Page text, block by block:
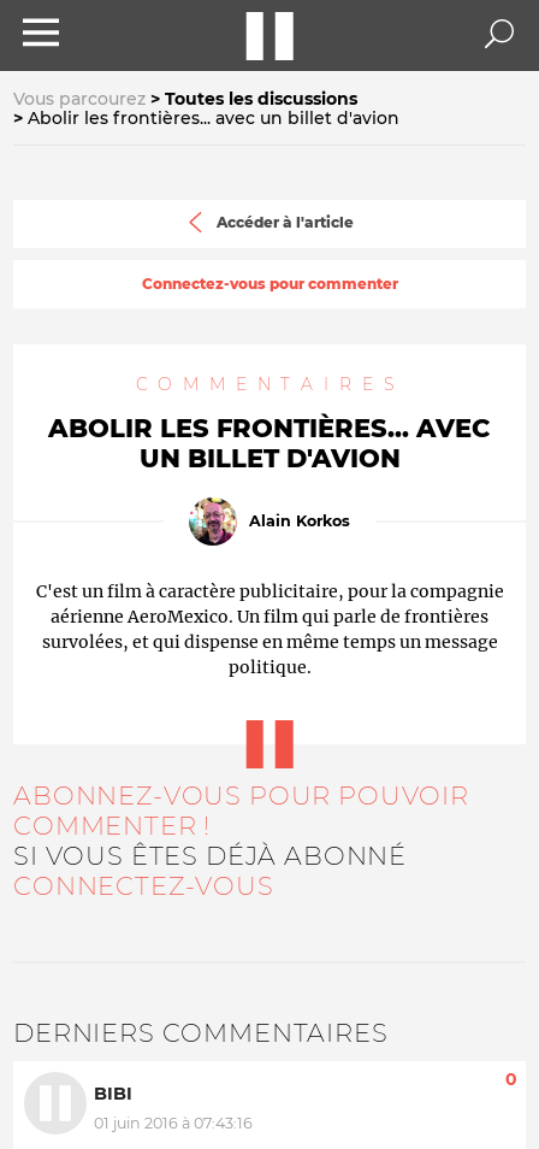
Vous parcourez
Toutes les discussions
Abolir les frontières... avec un billet d'avion
Accéder à l'article
Connectez-vous pour commenter
COMMENTAIRES
ABOLIR LES FRONTIÈRES... AVEC
UN BILLET D'AVION
Alain Korkos
C'est un film à caractère publicitaire, pour la compagnie
aérienne AeroMexico. Un film qui parle de frontières
survolées, et qui dispense en même temps un message
politique.
ABONNEZ-VOUS POUR POUVOIR
COMMENTER !
SI VOUS ÊTES DÉJÀ ABONNÉ
CONNECTEZ-VOUS
DERNIERS COMMENTAIRES
BIBI
01 juin 2016 à 07:43:16
0